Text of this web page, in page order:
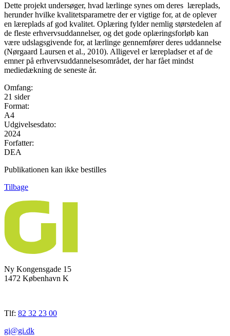
Dette projekt undersøger, hvad lærlinge synes om deres læreplads,
herunder hvilke kvalitetsparametre der er vigtige for, at de oplever
en læreplads af god kvalitet. Oplæring fylder nemlig størstedelen af
de fleste erhvervsuddannelser, og det gode oplæringsforløb kan
være udslagsgivende for, at lærlinge gennemfører deres uddannelse
(Nørgaard Laursen et al., 2010). Alligevel er lærepladser et af de
emner på erhvervsuddannelsesområdet, der har fået mindst
mediedækning de seneste år.
Omfang:
21 sider
Format:
A4
Udgivelsesdato:
2024
Forfatter:
DEA
Publikationen kan ikke bestilles
Tilbage
Ny Kongensgade 15
1472 København K
Tlf: 82 32 23 00
gi@gi.dk